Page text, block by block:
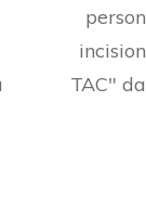
TAC"